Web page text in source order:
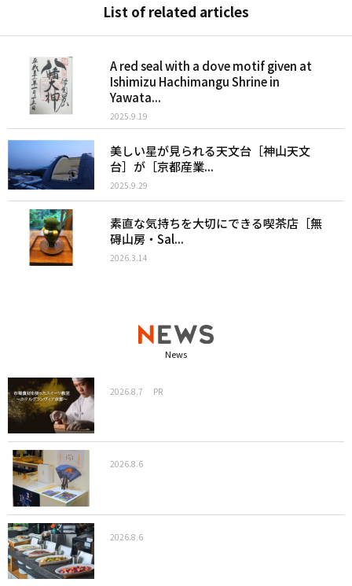
List of related articles
A red seal with a dove motif given at
Ishimizu Hachimangu Shrine in
Yawata...
2025.9.19
美しい星が見られる天文台［神山天文
台］が［京都産業...
2025.9.29
素直な気持ちを大切にできる喫茶店［無
碍山房・Sal...
2026.3.14
News
2026.8.7 PR
2026.8.6
2026.8.6